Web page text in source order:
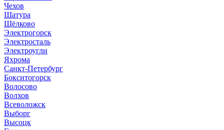
Чехов
Шатура
Щёлково
Электрогорск
Электросталь
Электроугли
Яхрома
Санкт-Петербург
Бокситогорск
Волосово
Волхов
Всеволожск
Выборг
Высоцк